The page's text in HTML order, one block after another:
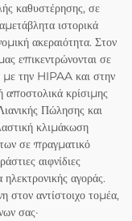
καθυστέρησης, σε
ιστορικά
ακεραιότητα. Στον
επικεντρώνονται σε
την HIPAA και στην
αποστολικά κρίσιμης
Πώλησης και
κλιμάκωση
σε πραγματικό
αιφνίδιες
αγοράς.
στον αντίστοιχο τομέα,
σας·